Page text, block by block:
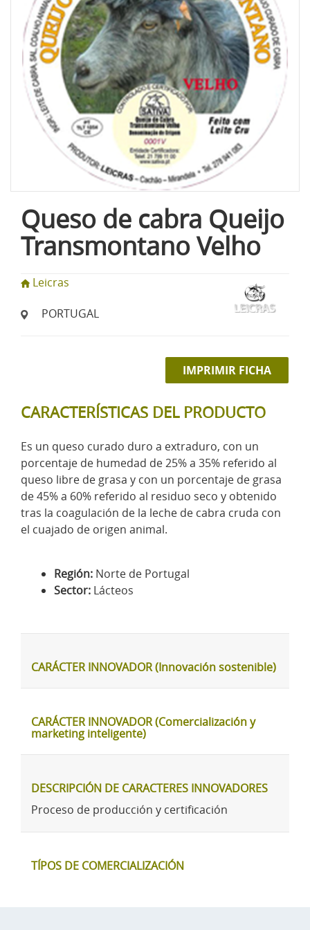
Queso de cabra Queijo
Transmontano Velho
Leicras
PORTUGAL
IMPRIMIR FICHA
CARACTERÍSTICAS DEL PRODUCTO
Es un queso curado duro a extraduro, con un
porcentaje de humedad de 25% a 35% referido al
queso libre de grasa y con un porcentaje de grasa
de 45% a 60% referido al residuo seco y obtenido
tras la coagulación de la leche de cabra cruda con
el cuajado de origen animal.
Región: Norte de Portugal
Sector: Lácteos
CARÁCTER INNOVADOR (Innovación sostenible)
CARÁCTER INNOVADOR (Comercialización y
marketing inteligente)
DESCRIPCIÓN DE CARACTERES INNOVADORES
Proceso de producción y certificación
TÍPOS DE COMERCIALIZACIÓN